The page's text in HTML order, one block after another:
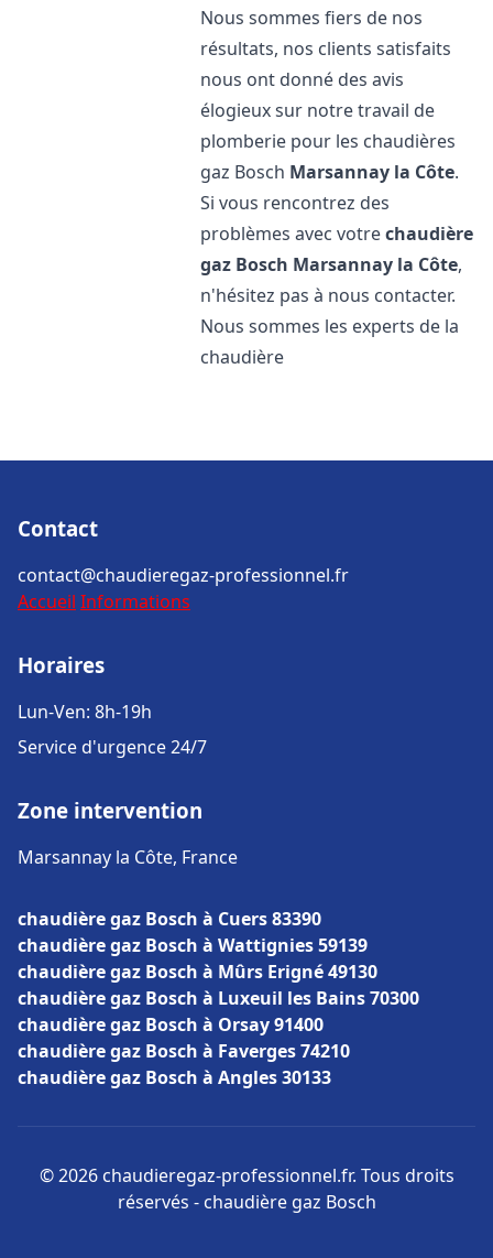
Nous sommes fiers de nos
résultats, nos clients satisfaits
nous ont donné des avis
élogieux sur notre travail de
plomberie pour les chaudières
gaz Bosch Marsannay la Côte.
Si vous rencontrez des
problèmes avec votrechaudière
gaz Bosch Marsannay la Côte,
n'hésitez pas à nous contacter.
Nous sommes les experts de la
chaudière
Contact
contact@chaudieregaz-professionnel.fr
Accueil Informations
Horaires
Lun-Ven: 8h-19h
Service d'urgence 24/7
Zone intervention
Marsannay la Côte, France
chaudière gaz Bosch à Cuers 83390
chaudière gaz Bosch à Wattignies 59139
chaudière gaz Bosch à Mûrs Erigné 49130
chaudière gaz Bosch à Luxeuil les Bains 70300
chaudière gaz Bosch à Orsay 91400
chaudière gaz Bosch à Faverges 74210
chaudière gaz Bosch à Angles 30133
© 2026 chaudieregaz-professionnel.fr. Tous droits
réservés - chaudière gaz Bosch